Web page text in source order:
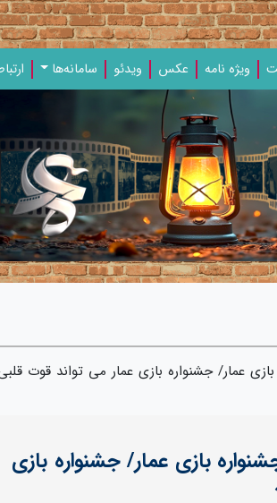
ویژه‌ نامه‌ عکس ویدئو سامانه‌ها
با ۱۷ اثر در جشنواره بازی عمار/ جشنواره بازی عمار می تواند قوت
رسانه شیراز با ۱۷ اثر در جشنواره بازی عمار/ جشنواره بازی